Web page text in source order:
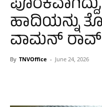
ಹಾದಿಯನ್ನು
ವಾಮನ್
By TNVOffice - June 24, 2026